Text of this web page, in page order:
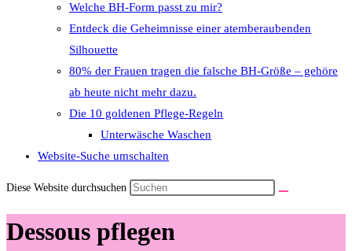
Welche BH-Form passt zu mir?
Entdeck die Geheimnisse einer atemberaubenden
Silhouette
80% der Frauen tragen die falsche BH-Größe – gehöre
ab heute nicht mehr dazu.
Die 10 goldenen Pflege-Regeln
Unterwäsche Waschen
Website-Suche umschalten
Diese Website durchsuchen
Dessous pflegen